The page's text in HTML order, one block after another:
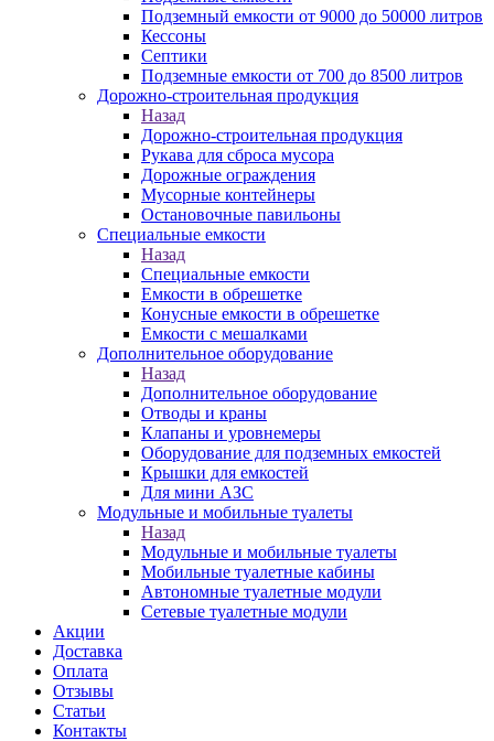
Подземный емкости от 9000 до 50000 литров
Кессоны
Септики
Подземные емкости от 700 до 8500 литров
Дорожно-строительная продукция
Назад
Дорожно-строительная продукция
Рукава для сброса мусора
Дорожные ограждения
Мусорные контейнеры
Остановочные павильоны
Специальные емкости
Назад
Специальные емкости
Емкости в обрешетке
Конусные емкости в обрешетке
Емкости с мешалками
Дополнительное оборудование
Назад
Дополнительное оборудование
Отводы и краны
Клапаны и уровнемеры
Оборудование для подземных емкостей
Крышки для емкостей
Для мини АЗС
Модульные и мобильные туалеты
Назад
Модульные и мобильные туалеты
Мобильные туалетные кабины
Автономные туалетные модули
Сетевые туалетные модули
Акции
Доставка
Оплата
Отзывы
Статьи
Контакты